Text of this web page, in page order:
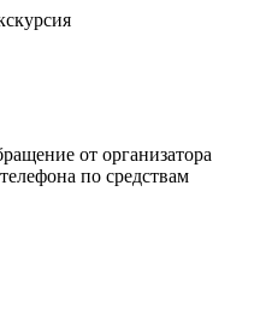
от организатора
по средствам